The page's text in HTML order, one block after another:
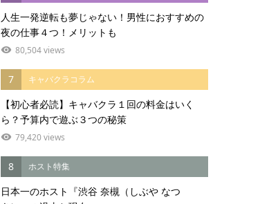
人生一発逆転も夢じゃない！男性におすすめの
夜の仕事４つ！メリットも
80,504 views
7 キャバクラコラム
【初心者必読】キャバクラ１回の料金はいく
ら？予算内で遊ぶ３つの秘策
79,420 views
8 ホスト特集
日本一のホスト『渋谷 奈槻（しぶや なつ